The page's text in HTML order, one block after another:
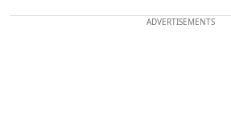
ADVERTISEMENTS